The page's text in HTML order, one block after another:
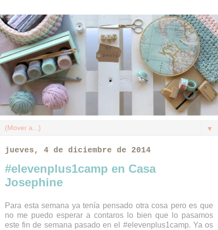
▼
jueves, 4 de diciembre de 2014
#elevenplus1camp en Casa
Josephine
Para esta semana ya tenía pensado otra cosa pero es que
no me puedo esperar a contaros lo bien que lo pasamos
este fin de semana pasado en el #elevenplus1camp. Ya os